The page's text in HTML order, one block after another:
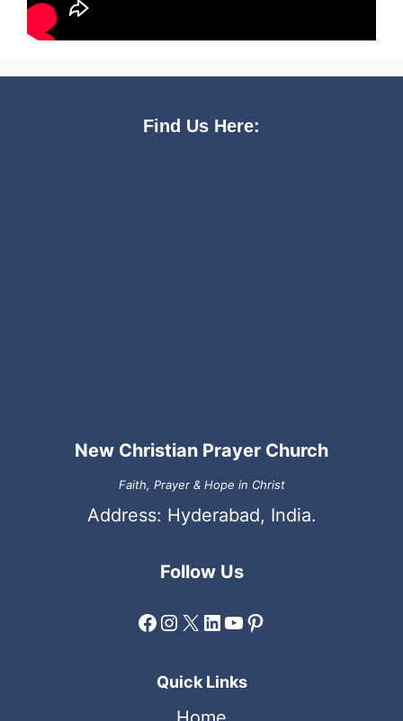
Find Us Here:
New Christian Prayer Church
Faith, Prayer & Hope in Christ
Address: Hyderabad, India.
Follow Us
Facebook
Instagram
X LinkedIn
YouTube
Pinterest
Quick Links